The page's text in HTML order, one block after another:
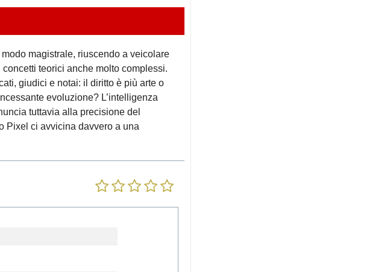
magistrale, riuscendo a veicolare
teorici anche molto complessi.
giudici e notai: il diritto è più arte o
evoluzione? L’intelligenza
tuttavia alla precisione del
Pixel ci avvicina davvero a una